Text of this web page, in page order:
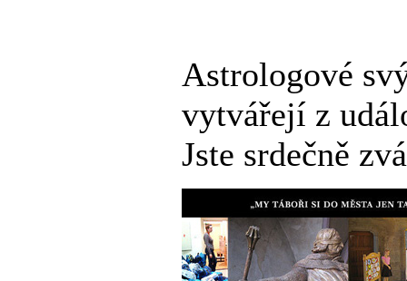
Astrologové
vytvářejí z
Jste srdečně